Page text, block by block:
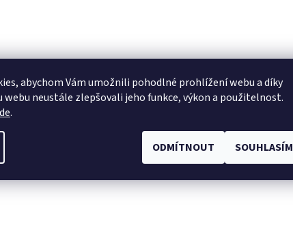
abychom Vám umožnili pohodlné prohlížení webu a díky
webu neustále zlepšovali jeho funkce, výkon a použitelnost.
.
ODMÍTNOUT SOUHLASÍM